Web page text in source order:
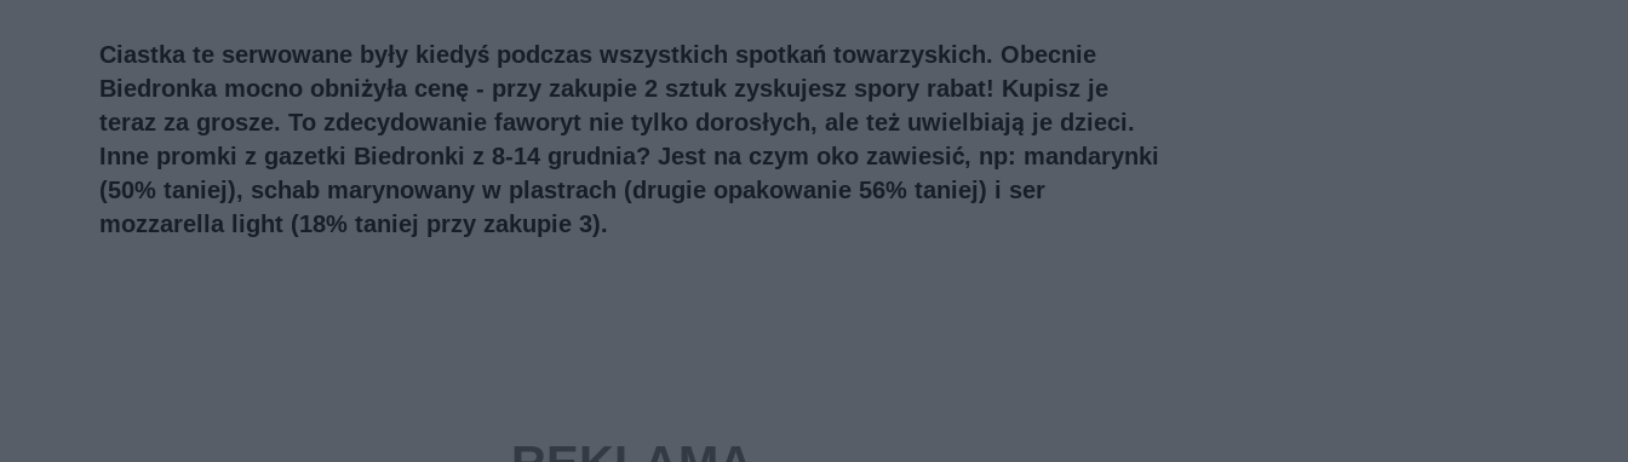
Ciastka te serwowane były kiedyś podczas wszystkich spotkań towarzyskich. Obecnie
Biedronka mocno obniżyła cenę - przy zakupie 2 sztuk zyskujesz spory rabat! Kupisz je
teraz za grosze. To zdecydowanie faworyt nie tylko dorosłych, ale też uwielbiają je dzieci.
Inne promki z gazetki Biedronki z 8-14 grudnia? Jest na czym oko zawiesić, np: mandarynki
(50% taniej), schab marynowany w plastrach (drugie opakowanie 56% taniej) i ser
mozzarella light (18% taniej przy zakupie 3).